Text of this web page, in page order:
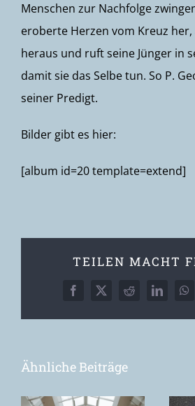
Menschen zur Nachfolge
eroberte Herzen vom Kreuz her,
heraus und ruft seine Jünger in
damit sie das Selbe tun. So P.
seiner Predigt.
Bilder gibt es hier:
[album id=20 template=extend]
TEILEN MACHT
Facebook
X RedditLinkedIn
Ähnliche Beiträge
Toxische